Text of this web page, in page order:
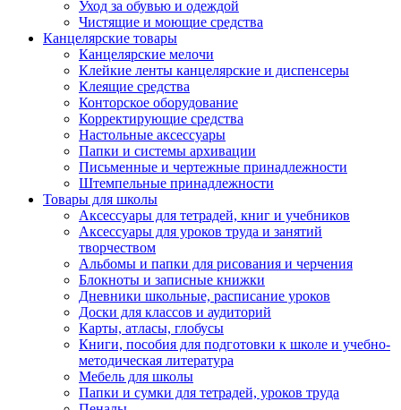
Уход за обувью и одеждой
Чистящие и моющие средства
Канцелярские товары
Канцелярские мелочи
Клейкие ленты канцелярские и диспенсеры
Клеящие средства
Конторское оборудование
Корректирующие средства
Настольные аксессуары
Папки и системы архивации
Письменные и чертежные принадлежности
Штемпельные принадлежности
Товары для школы
Аксессуары для тетрадей, книг и учебников
Аксессуары для уроков труда и занятий
творчеством
Альбомы и папки для рисования и черчения
Блокноты и записные книжки
Дневники школьные, расписание уроков
Доски для классов и аудиторий
Карты, атласы, глобусы
Книги, пособия для подготовки к школе и учебно-
методическая литература
Мебель для школы
Папки и сумки для тетрадей, уроков труда